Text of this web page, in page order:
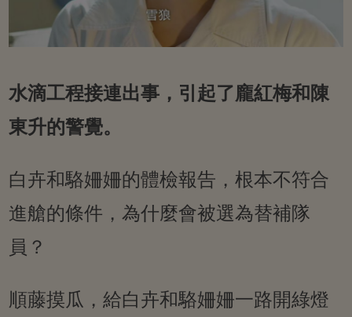
水滴工程接連出事，引起了龐紅梅和陳
東升的警覺。
白卉和駱姍姍的體檢報告，根本不符合
進艙的條件，為什麼會被選為替補隊
員？
順藤摸瓜，給白卉和駱姍姍一路開綠燈